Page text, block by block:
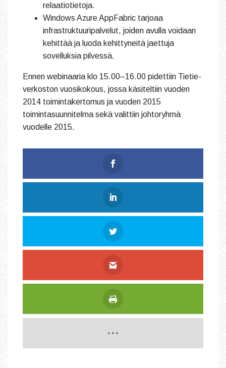
relaatiotietoja.
Windows Azure AppFabric tarjoaa
infrastruktuuripalvelut, joiden avulla voidaan
kehittää ja luoda kehittyneitä jaettuja
sovelluksia pilvessä.
Ennen webinaaria klo 15.00–16.00 pidettiin Tietie-
verkoston vuosikokous, jossa käsiteltiin vuoden
2014 toimintakertomus ja vuoden 2015
toimintasuunnitelma sekä valittiin johtoryhmä
vuodelle 2015.